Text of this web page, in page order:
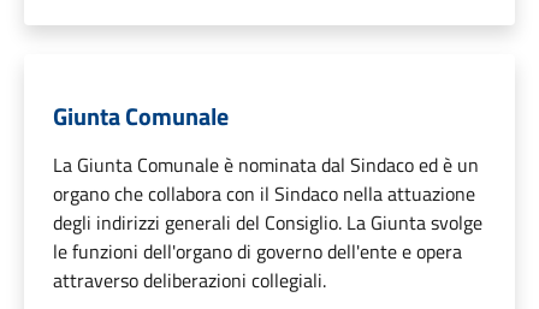
Giunta Comunale
La Giunta Comunale è nominata dal Sindaco ed è un
organo che collabora con il Sindaco nella attuazione
degli indirizzi generali del Consiglio. La Giunta svolge
le funzioni dell'organo di governo dell'ente e opera
attraverso deliberazioni collegiali.